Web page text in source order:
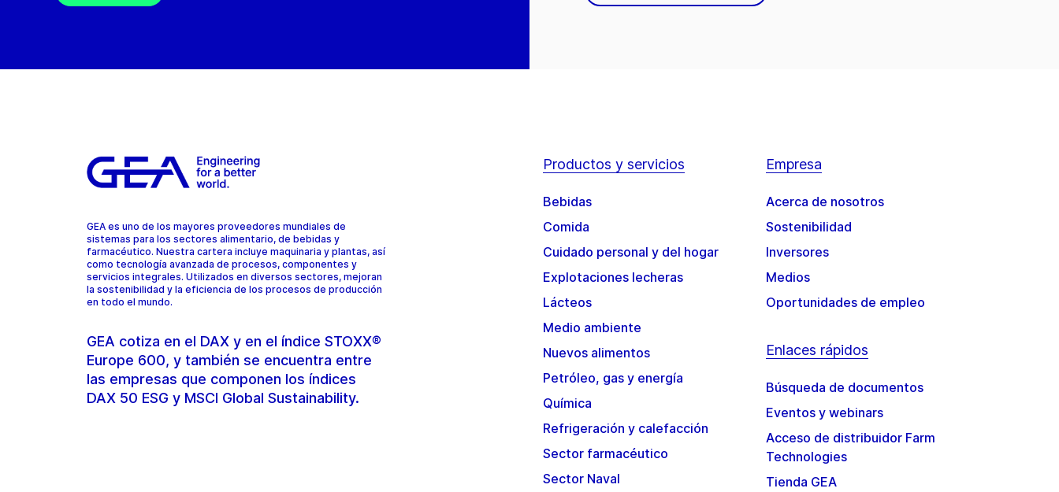
GEA es uno de los mayores proveedores mundiales de
sistemas para los sectores alimentario, de bebidas y
farmacéutico. Nuestra cartera incluye maquinaria y plantas, así
como tecnología avanzada de procesos, componentes y
servicios integrales. Utilizados en diversos sectores, mejoran
la sostenibilidad y la eficiencia de los procesos de producción
en todo el mundo.
GEA cotiza en el DAX y en el índice STOXX®
Europe 600, y también se encuentra entre
las empresas que componen los índices
DAX 50 ESG y MSCI Global Sustainability.
Productos y servicios
Bebidas
Comida
Cuidado personal y del hogar
Explotaciones lecheras
Lácteos
Medio ambiente
Nuevos alimentos
Petróleo, gas y energía
Química
Refrigeración y calefacción
Sector farmacéutico
Sector Naval
Empresa
Acerca de nosotros
Sostenibilidad
Inversores
Medios
Oportunidades de empleo
Enlaces rápidos
Búsqueda de documentos
Eventos y webinars
Acceso de distribuidor Farm
Technologies
Tienda GEA